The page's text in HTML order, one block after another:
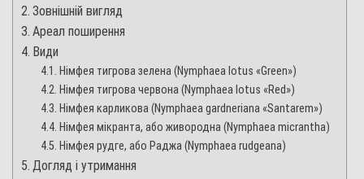
Зовнішній вигляд
Ареал поширення
Види
Німфея тигрова зелена (Nymphaea lotus «Green»)
Німфея тигрова червона (Nymphaea lotus «Red»)
Німфея карликова (Nymphaea gardneriana «Santarem»)
Німфея мікранта, або живородна (Nymphaea micrantha)
Німфея рудге, або Раджа (Nymphaea rudgeana)
Догляд і утримання